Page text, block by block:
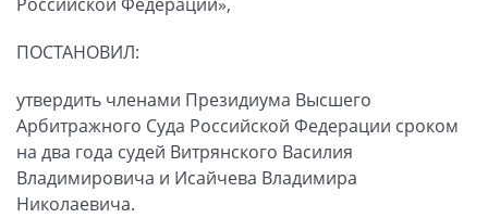
ПОСТАНОВИЛ:
утвердить членами Президиума Высшего
Арбитражного Суда Российской Федерации сроком
на два года судей Витрянского Василия
Владимировича и Исайчева Владимира
Николаевича.